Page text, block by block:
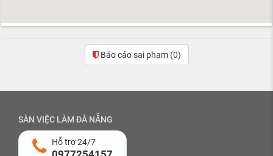
Báo cáo sai phạm (0)
SÀN VIỆC LÀM ĐÀ NẴNG
Hỗ trợ 24/7